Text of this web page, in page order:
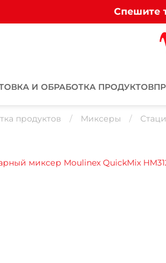
Спешите
И ОБРАБОТКА ПРОДУКТОВ
продуктов Миксеры